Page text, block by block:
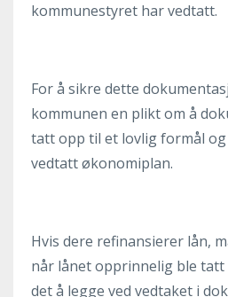
kommunestyret har vedtatt.
For å sikre dette
kommunen en plikt om å
tatt opp til et lovlig formål
vedtatt økonomiplan.
Hvis dere refinansierer lån,
når lånet opprinnelig ble tatt
det å legge ved vedtaket i